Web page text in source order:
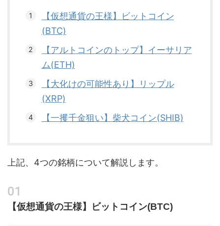
【仮想通貨の王様】ビットコイン
(BTC)
【アルトコインのトップ】イーサリア
ム(ETH)
【大化けの可能性あり】リップル
(XRP)
【一攫千金狙い】柴犬コイン(SHIB)
上記、4つの銘柄について解説します。
【仮想通貨の王様】ビットコイン(BTC)